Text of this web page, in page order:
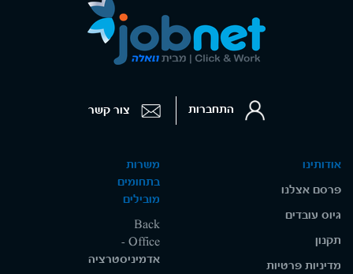
אודותינו
פרסם אצלנו
גיוס עובדים
תקנון
מדיניות פרטיות
משרות
בתחומים
מובילים
Back
Office -
אדמיניסטרציה